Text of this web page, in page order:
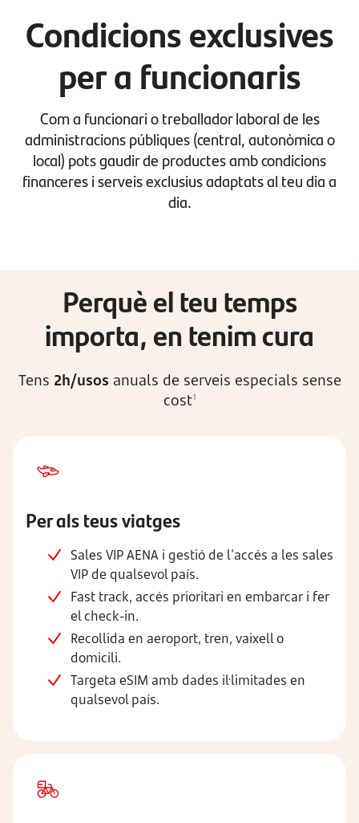
Condicions exclusives
per a funcionaris
Com a funcionari o treballador laboral de les
administracions públiques (central, autonòmica o
local) pots gaudir de productes amb condicions
financeres i serveis exclusius adaptats al teu dia a
dia.
Perquè el teu temps
importa, en tenim cura
Tens 2h/usos anuals de serveis especials sense
cost1
Per als teus viatges
Sales VIP AENA i gestió de l'accés a les sales
VIP de qualsevol país.
Fast track, accés prioritari en embarcar i fer
el check-in.
Recollida en aeroport, tren, vaixell o
domicili.
Targeta eSIM amb dades il·limitades en
qualsevol país.